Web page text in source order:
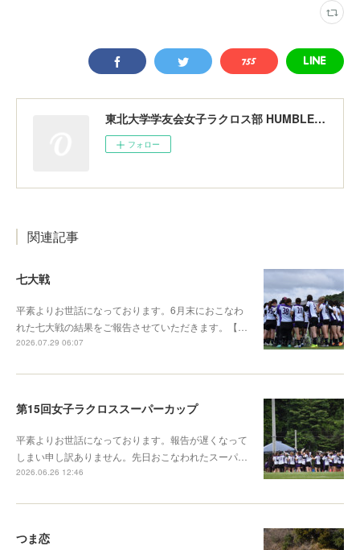
東北大学学友会女子ラクロス部 HUMBLERS
フォロー
関連記事
七大戦
平素よりお世話になっております。6月末におこなわ
れた七大戦の結果をご報告させていただきます。【…
2026.07.29 06:07
第15回女子ラクロススーパーカップ
平素よりお世話になっております。報告が遅くなって
しまい申し訳ありません。先日おこなわれたスーパ…
2026.06.26 12:46
つま恋